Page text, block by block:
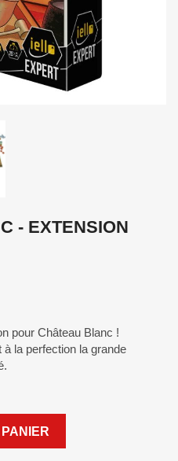
- EXTENSION
pour Château Blanc !
la perfection la grande